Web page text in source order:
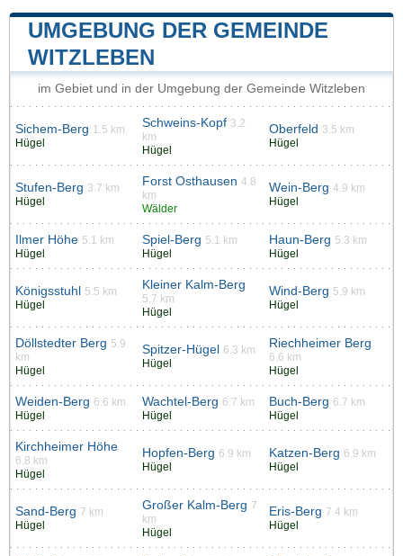
UMGEBUNG DER GEMEINDE
WITZLEBEN
im Gebiet und in der Umgebung der Gemeinde Witzleben
Sichem-Berg 1.5 km
Hügel
Schweins-Kopf 3.2
km
Hügel
Oberfeld 3.5 km
Hügel
Stufen-Berg 3.7 km
Hügel
Forst Osthausen 4.8
km
Wälder
Wein-Berg 4.9 km
Hügel
Ilmer Höhe 5.1 km
Hügel
Spiel-Berg 5.1 km
Hügel
Haun-Berg 5.3 km
Hügel
Königsstuhl
5.5 km
Hügel
Kleiner Kalm-Berg
5.7 km
Hügel
Wind-Berg 5.9 km
Hügel
Döllstedter Berg 5.9
km
Hügel
Spitzer-Hügel
6.3 km
Hügel
Riechheimer Berg
6.6 km
Hügel
Weiden-Berg 6.6 km
Hügel
Wachtel-Berg 6.7 km
Hügel
Buch-Berg 6.7 km
Hügel
Kirchheimer Höhe
6.8 km
Hügel
Hopfen-Berg 6.9 km
Hügel
Katzen-Berg 6.9 km
Hügel
Sand-Berg 7 km
Hügel
Großer Kalm-Berg 7
km
Hügel
Eris-Berg 7.4 km
Hügel